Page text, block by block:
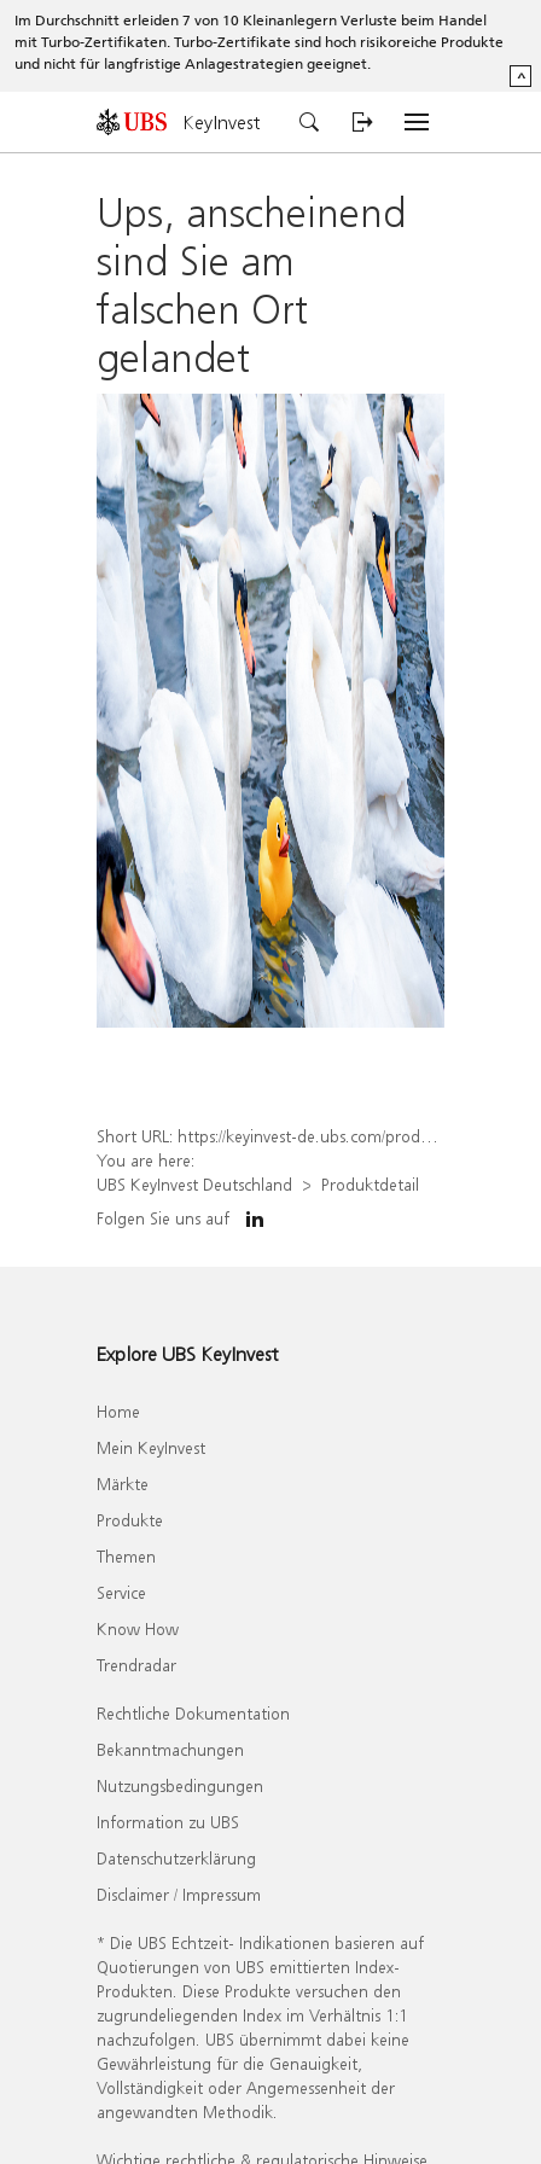
Im Durchschnitt erleiden 7 von 10 Kleinanlegern Verluste beim Handel
mit Turbo-Zertifikaten. Turbo-Zertifikate sind hoch risikoreiche Produkte
und nicht für langfristige Anlagestrategien geeignet.
^
KeyInvest
Ups, anscheinend
sind Sie am
falschen Ort
gelandet
Short URL: https://keyinvest-de.ubs.com/produkt/detail/index/isin/DE000WA8RW12
You are here:
UBS KeyInvest Deutschland
Produktdetail
Folgen Sie uns auf
Explore UBS KeyInvest
Home
Mein KeyInvest
Märkte
Produkte
Themen
Service
Know How
Trendradar
Rechtliche Dokumentation
Bekanntmachungen
Nutzungsbedingungen
Information zu UBS
Datenschutzerklärung
Disclaimer / Impressum
* Die UBS Echtzeit- Indikationen basieren auf
Quotierungen von UBS emittierten Index-
Produkten. Diese Produkte versuchen den
zugrundeliegenden Index im Verhältnis 1:1
nachzufolgen. UBS übernimmt dabei keine
Gewährleistung für die Genauigkeit,
Vollständigkeit oder Angemessenheit der
angewandten Methodik.